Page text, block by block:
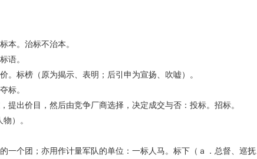
本。治标不治本。
语。
。标榜（原为揭示、表明；后引申为宣扬、吹嘘）。
标。
提出价目，然后由竞争厂商选择，决定成交与否：投标。招标。
）。
一个团；亦用作计量军队的单位：一标人马。标下（ａ．总督、巡